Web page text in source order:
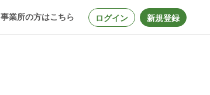
事業所の方はこちら ログイン 新規登録